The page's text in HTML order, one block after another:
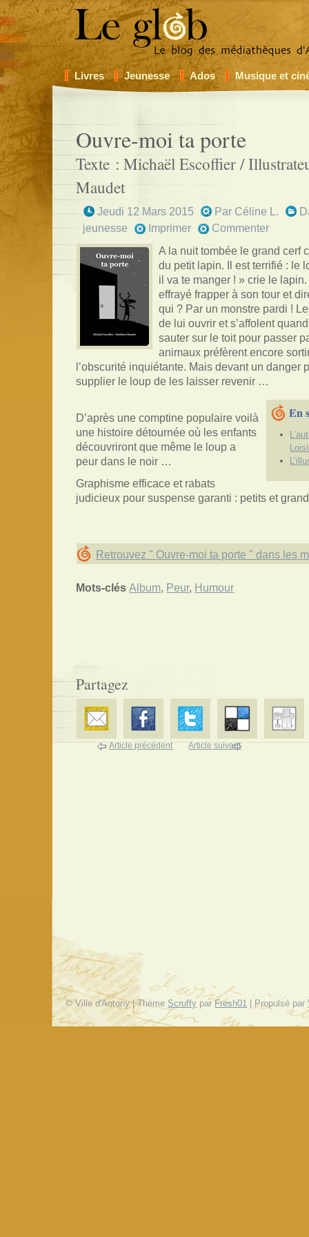
Livres Jeunesse Ados Musique et
Ouvre-moi ta porte
Texte : Michaël Escoffier /
Maudet
Jeudi 12 Mars 2015 Par Céline L.
jeunesse
Imprimer
Commenter
A la nuit tombée le grand cerf
du petit lapin. Il est terrifié : le
il va te manger ! » crie le
effrayé frapper à son tour et
qui ? Par un monstre pardi !
de lui ouvrir et s’affolent
sauter sur le toit pour passer
animaux préfèrent encore
l’obscurité inquiétante. Mais devant un danger
supplier le loup de les laisser revenir …
En
D’après une comptine populaire voilà
une histoire détournée où les enfants
découvriront que même le loup a
peur dans le noir …
Graphisme efficace et rabats
judicieux pour suspense garanti : petits et
Retrouvez " Ouvre-moi ta porte " dans les
Mots-clésAlbum, Peur, Humour
Partagez
Article précédent Article suivant
© Ville d'Antony | Thème Scruffy par Fresh01 | Propulsé par